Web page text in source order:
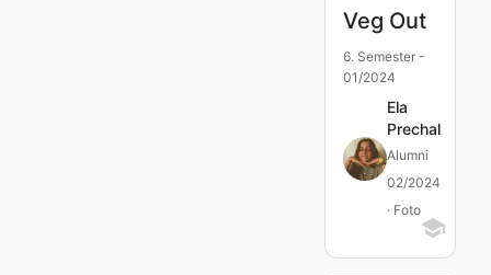
Veg Out
6. Semester -
01/2024
Ela
Prechal
Alumni
02/2024
· Foto